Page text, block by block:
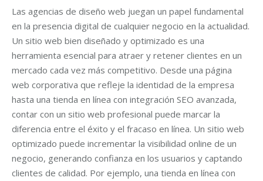
Las agencias de diseño web juegan un papel fundamental
en la presencia digital de cualquier negocio en la actualidad.
Un sitio web bien diseñado y optimizado es una
herramienta esencial para atraer y retener clientes en un
mercado cada vez más competitivo. Desde una página
web corporativa que refleje la identidad de la empresa
hasta una tienda en línea con integración SEO avanzada,
contar con un sitio web profesional puede marcar la
diferencia entre el éxito y el fracaso en línea. Un sitio web
optimizado puede incrementar la visibilidad online de un
negocio, generando confianza en los usuarios y captando
clientes de calidad. Por ejemplo, una tienda en línea con